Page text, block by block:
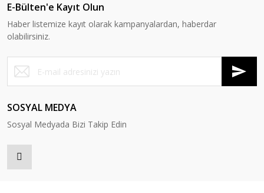
E-Bülten'e Kayıt Olun
Haber listemize kayıt olarak kampanyalardan, haberdar
olabilirsiniz.
SOSYAL MEDYA
Sosyal Medyada Bizi Takip Edin